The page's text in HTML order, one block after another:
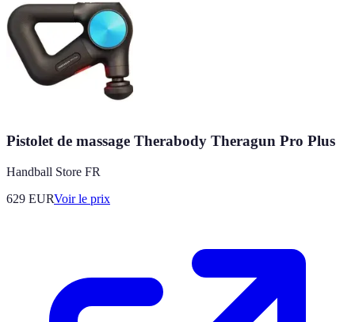
Pistolet de massage Therabody Theragun Pro Plus
Handball Store FR
629 EURVoir le prix